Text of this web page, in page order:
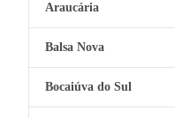
Araucária
Balsa Nova
Bocaiúva do Sul